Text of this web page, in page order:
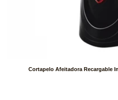
Cortapelo Afeitadora Recargable